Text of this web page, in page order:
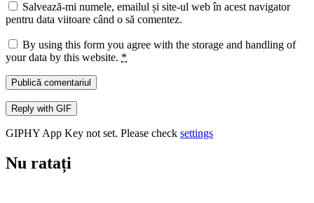
Salvează-mi numele, emailul și site-ul web în acest navigator
pentru data viitoare când o să comentez.
By using this form you agree with the storage and handling of
your data by this website. *
Publică comentariul
Reply with GIF
GIPHY App Key not set. Please check settings
Nu ratați